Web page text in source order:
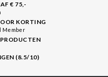
€ 75,-
KORTING
Member
(8.5/10)